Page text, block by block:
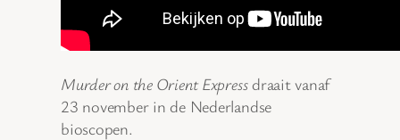
Murder on the Orient Expressdraait vanaf
23 november in de Nederlandse
bioscopen.